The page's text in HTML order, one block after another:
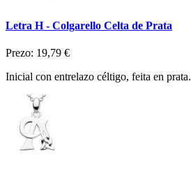
Letra H - Colgarello Celta de Prata
Prezo: 19,79 €
Inicial con entrelazo céltigo, feita en prata.